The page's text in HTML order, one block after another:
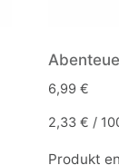
6,99 €
2,33 € /
Produkt